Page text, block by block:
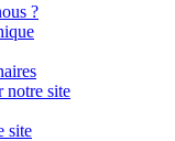
?
notre site
site